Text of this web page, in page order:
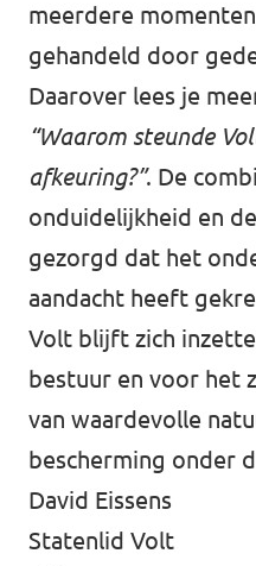
meerdere
gehandeld door
Daarover lees je
“Waarom steunde
afkeuring?”. De
onduidelijkheid en
gezorgd dat het
aandacht heeft
Volt blijft zich
bestuur en voor het
van waardevolle
bescherming onder
David Eissens
Statenlid Volt